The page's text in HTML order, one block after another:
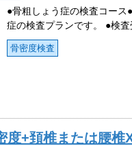
●骨粗しょう症の検査コース
症の検査プランです。 ●検査
骨密度検査
+頚椎または腰椎